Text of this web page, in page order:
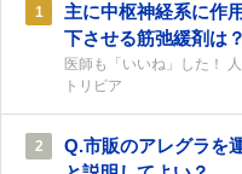
1
主に中枢神経系に作
下させる筋弛緩剤は？
医師も「いいね」した！
トリビア
2
Q.市販のアレグラを